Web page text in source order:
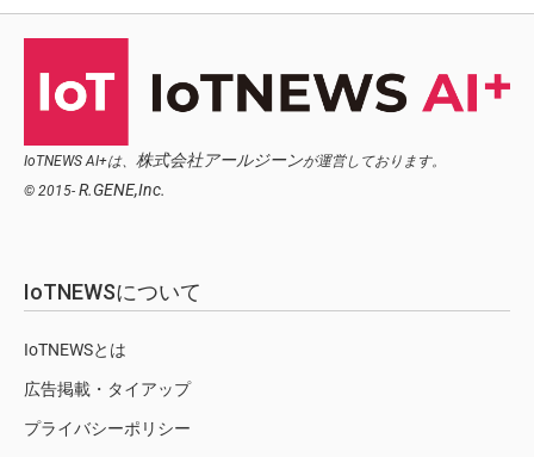
IoTNEWS AI+は、 株式会社アールジーンが運営しております。
© 2015- R.GENE,Inc.
IoTNEWSについて
IoTNEWSとは
広告掲載・タイアップ
プライバシーポリシー